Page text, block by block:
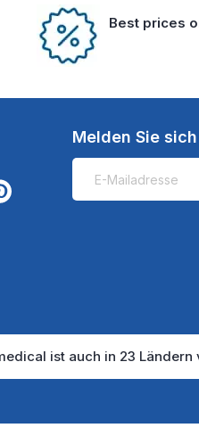
Best prices
Melden Sie
ist auch in 23 Ländern